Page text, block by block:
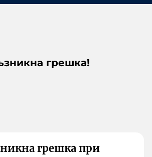
грешка!
грешка при